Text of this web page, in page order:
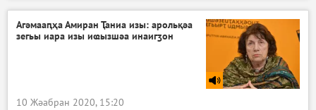
Агәмааԥҳа Амиран Ҭаниа изы: арольқәа
зегьы иара изы иҩызшәа инаигӡон
10 Жәабран 2020, 15:20